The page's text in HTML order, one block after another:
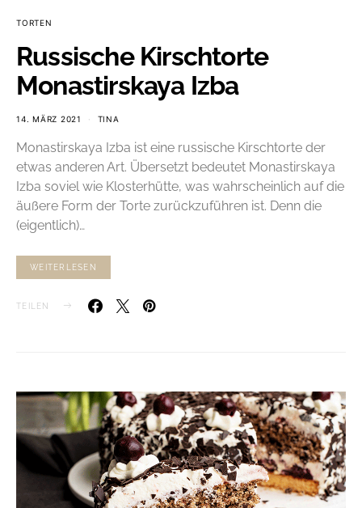
TORTEN
Russische Kirschtorte
Monastirskaya Izba
14. MÄRZ 2021 TINA
Monastirskaya Izba ist eine russische Kirschtorte der
etwas anderen Art. Übersetzt bedeutet Monastirskaya
Izba soviel wie Klosterhütte, was wahrscheinlich auf die
äußere Form der Torte zurückzuführen ist. Denn die
(eigentlich)…
WEITERLESEN
TEILEN